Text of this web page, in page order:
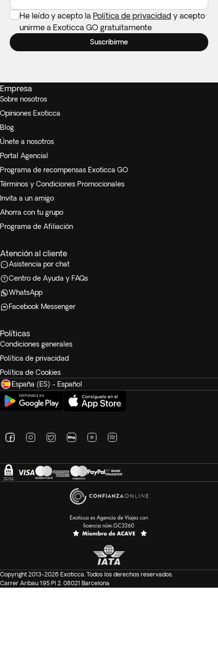
hoteles europeos.
Las copias de los pasaportes para los billetes de tren/avión
deben presentarse con la reserva. El pasaporte debe tener
una validez de 6 meses antes de la fecha de caducidad.
compañías aéreas y ferroviarias.
He leído y acepto la Política de privacidad y acepto
unirme a Exoticca GO gratuitamente
Suscribirme
Empresa
Sobre nosotros
Opiniones Exoticca
Blog
Únete a nosotros
Portal Agencial
Programa de recompensas Exoticca GO
Términos y Condiciones Promocionales
Invita a un amigo
Ahorra con tu grupo
Programa de Afiliación
Atención al cliente
Asistencia por chat
Centro de Ayuda y FAQs
WhatsApp
Facebook Messenger
Políticas
Condiciones generales
Política de privacidad
Política de Cookies
España (ES) - Español
Copyright 2013-2026 Exoticca. Todos los derechos reservados.
Carrer Aribau 195 Pl 2. 08021 Barcelona